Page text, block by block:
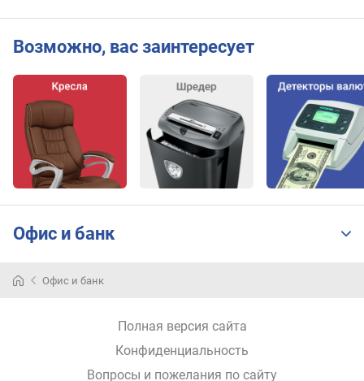
Возможно, вас заинтересует
Офис и банк
Офис и банк
Полная версия сайта
Конфиденциальность
Вопросы и пожелания по сайту